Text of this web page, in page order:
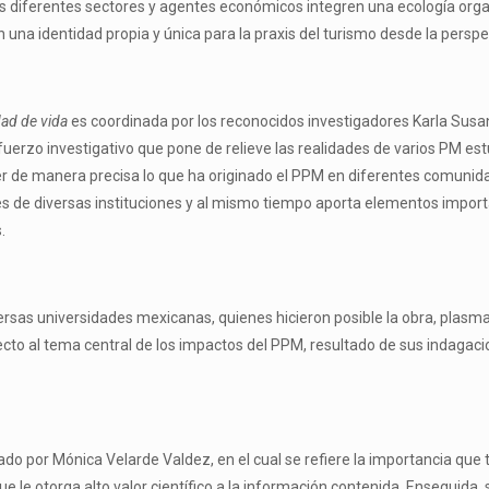
sectores y agentes económicos integren una ecología
identidad propia y única para la praxis del turismo desde la
de vidaes coordinada por los reconocidos investigadores Karla
investigativo que pone de relieve las realidades de varios PM
manera precisa lo que ha originado el PPM en diferentes
de diversas instituciones y al mismo tiempo aporta elementos
universidades mexicanas, quienes hicieron posible la obra,
al tema central de los impactos del PPM, resultado de sus
por Mónica Velarde Valdez, en el cual se refiere la importancia